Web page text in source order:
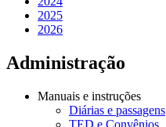
2025
2026
Administração
Manuais e instruções
Diárias e passagens
TED e Convênios